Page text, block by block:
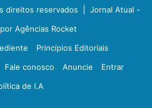
direitos reservados | Jornal Atual -
Agências Rocket
Princípios Editoriais
Fale conosco Anuncie
Entrar
de I.A